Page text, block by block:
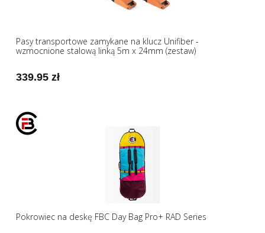
Pasy transportowe zamykane na klucz Unifiber -
wzmocnione stalową linką 5m x 24mm (zestaw)
339.95 zł
Pokrowiec na deskę FBC Day Bag Pro+ RAD Series